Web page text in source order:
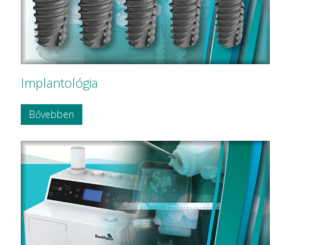
Implantológia
Bővebben